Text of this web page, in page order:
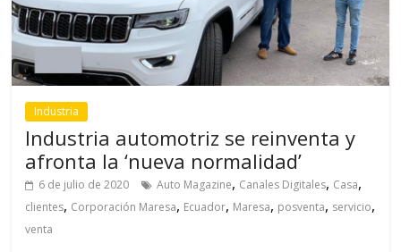
Industria
Industria automotriz se reinventa y
afronta la ‘nueva normalidad’
6 de julio de 2020 Auto Magazine, Canales Digitales, Casa,
clientes, Corporación Maresa, Ecuador, Maresa, posventa, servicio,
venta